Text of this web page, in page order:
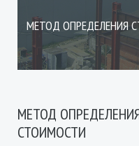
МЕТОД ОПРЕДЕЛЕНИЯ
МЕТОД
СТОИМОСТИ